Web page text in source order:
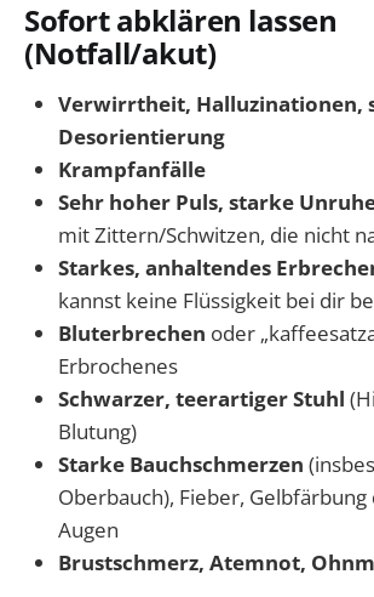
Sofort abklären lassen
(Notfall/akut)
Verwirrtheit, Halluzinationen,
Desorientierung
Krampfanfälle
Sehr hoher Puls, starke
mit Zittern/Schwitzen, die nicht
Starkes, anhaltendes
kannst keine Flüssigkeit bei dir
Bluterbrechen oder
Erbrochenes
Schwarzer, teerartiger Stuhl
Blutung)
Starke Bauchschmerzen
Oberbauch), Fieber,
Augen
Brustschmerz, Atemnot,